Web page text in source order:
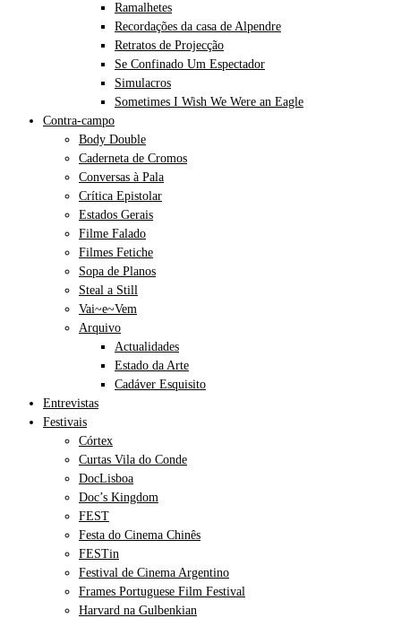
Ramalhetes
Recordações da casa de Alpendre
Retratos de Projecção
Se Confinado Um Espectador
Simulacros
Sometimes I Wish We Were an Eagle
Contra-campo
Body Double
Caderneta de Cromos
Conversas à Pala
Crítica Epistolar
Estados Gerais
Filme Falado
Filmes Fetiche
Sopa de Planos
Steal a Still
Vai~e~Vem
Arquivo
Actualidades
Estado da Arte
Cadáver Esquisito
Entrevistas
Festivais
Córtex
Curtas Vila do Conde
DocLisboa
Doc’s Kingdom
FEST
Festa do Cinema Chinês
FESTin
Festival de Cinema Argentino
Frames Portuguese Film Festival
Harvard na Gulbenkian